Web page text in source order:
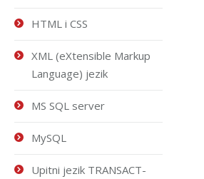
HTML i CSS
XML (eXtensible Markup
Language) jezik
MS SQL server
MySQL
Upitni jezik TRANSACT-